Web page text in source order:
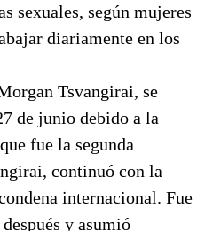
sexuales, según mujeres
diariamente en los
Tsvangirai, se
de junio debido a la
fue la segunda
continuó con la
internacional. Fue
y asumió